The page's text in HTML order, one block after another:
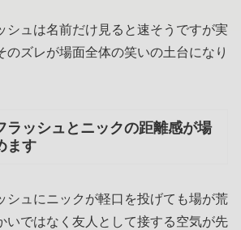
シュは名前だけ見ると速そうですが実
のズレが場面全体の笑いの土台になり
ラッシュとニックの距離感が場
ます
シュにニックが軽口を投げても場が荒
いではなく友人として接する空気が先